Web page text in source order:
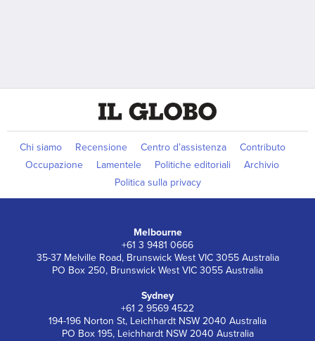
Chi siamo Recensione Centro d’assistenza
Contributo
Occupazione
Lamentele Politiche editoriali
Archivio
Politica sulla privacy
Melbourne
+61 3 9481 0666
35-37 Melville Road, Brunswick West VIC 3055 Australia
PO Box 250, Brunswick West VIC 3055 Australia
Sydney
+61 2 9569 4522
194-196 Norton St, Leichhardt NSW 2040 Australia
PO Box 195, Leichhardt NSW 2040 Australia